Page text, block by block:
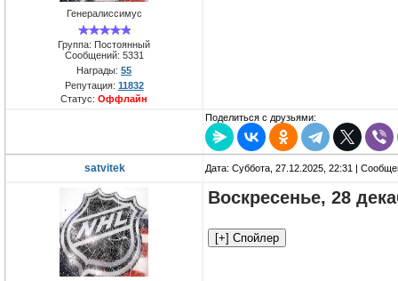
Генералиссимус
Группа: Постоянный
Сообщений: 5331
Награды: 55
Репутация: 11832
Статус: Оффлайн
Поделиться с друзьями:
satvitek Дата: Суббота, 27.12.2025, 22:31 |
Воскресенье, 28